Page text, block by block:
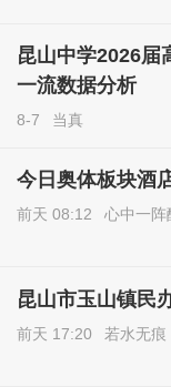
昆山中学2026届
一流数据分析
8-7 当真
今日奥体板块酒
前天 08:12 心中一阵
昆山市玉山镇民
前天 17:20 若水无痕